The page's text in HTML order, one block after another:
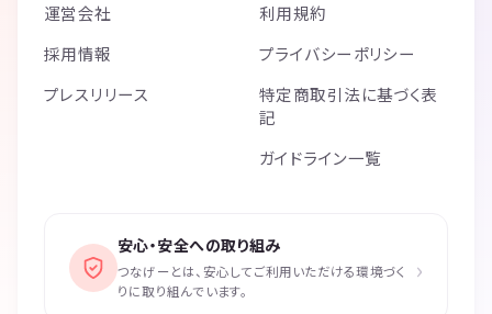
運営会社
採用情報
プレスリリース
利用規約
プライバシーポリシー
特定商取引法に基づく表
記
ガイドライン一覧
安心・安全への取り組み
つなげーとは、安心してご利用いただける環境づく
りに取り組んでいます。
›